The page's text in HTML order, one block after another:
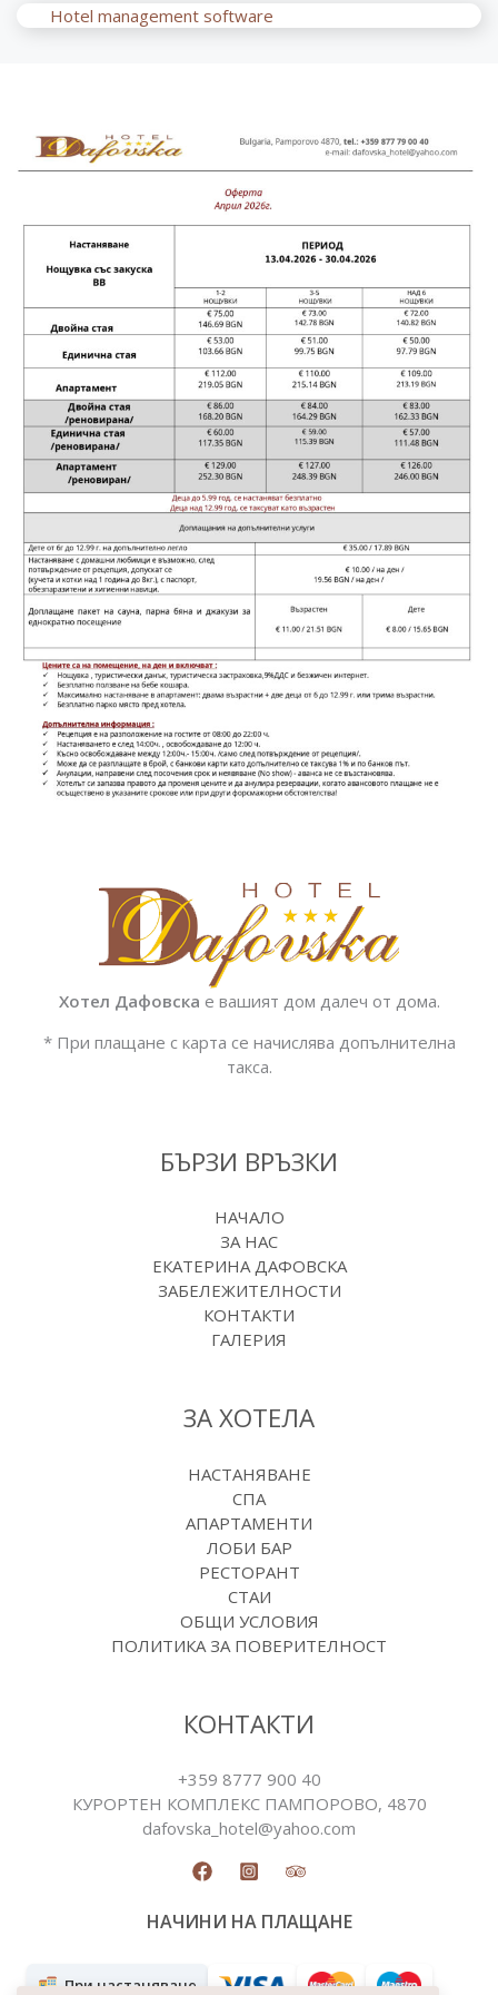
Hotel management software
Хотел Дафовска е вашият дом далеч от дома.
* При плащане с карта се начислява допълнителна
такса.
БЪРЗИ ВРЪЗКИ
НАЧАЛО
ЗА НАС
ЕКАТЕРИНА ДАФОВСКА
ЗАБЕЛЕЖИТЕЛНОСТИ
КОНТАКТИ
ГАЛЕРИЯ
ЗА ХОТЕЛА
НАСТАНЯВАНЕ
СПА
АПАРТАМЕНТИ
ЛОБИ БАР
РЕСТОРАНТ
СТАИ
ОБЩИ УСЛОВИЯ
ПОЛИТИКА ЗА ПОВЕРИТЕЛНОСТ
КОНТАКТИ
+359 8777 900 40
КУРОРТЕН КОМПЛЕКС ПАМПОРОВO, 4870
dafovska_hotel@yahoo.com
НАЧИНИ НА ПЛАЩАНЕ
При настаняване